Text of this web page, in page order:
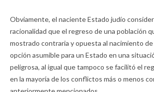
Obviamente, el naciente Estado judío
racionalidad que el regreso de una población
mostrado contraria y opuesta al nacimiento
opción asumible para un Estado en una
peligrosa, al igual que tampoco se facilitó el
en la mayoría de los conflictos más o menos